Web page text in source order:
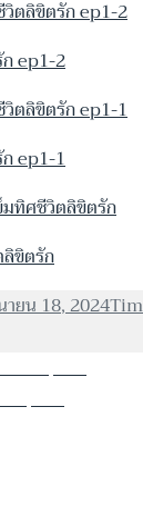
ep1-2
ep1-1
ขิตรัก
ยน 18, 2024ผู้
รัก ep9-1
ep9-3